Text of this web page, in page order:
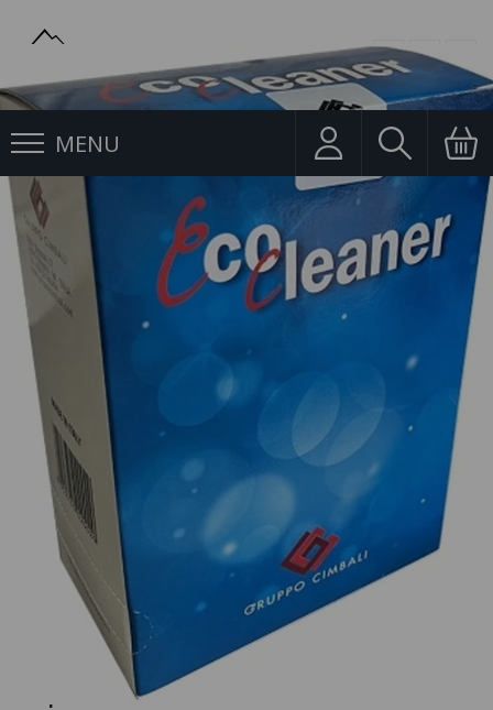
MENU
Čistící prostředky
Čistící tablety Eco Cleaner Cimbali 150ks - Delikomat
Čistící tablety Eco Cleaner Cimbali
150ks - Delikomat
Přidat do oblíbených produktů
Foto produktu se může od skutečnosti mírně lišit.
10 ks
Kód produktu:62096100